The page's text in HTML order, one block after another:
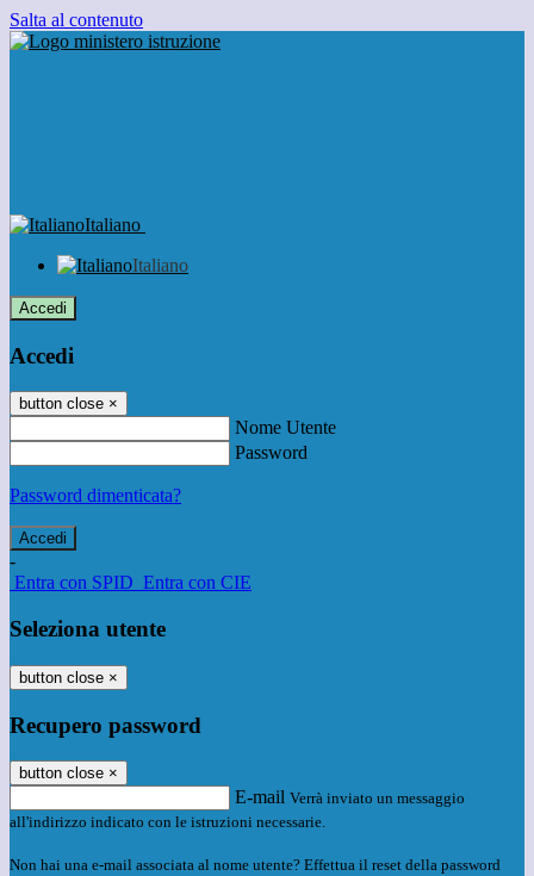
Salta al contenuto
Italiano
Italiano
Accedi
Accedi
button close ×
Nome Utente
Password
Password dimenticata?
-
Entra con SPID Entra con CIE
Seleziona utente
button close ×
Recupero password
button close ×
E-mail Verrà inviato un messaggio
all'indirizzo indicato con le istruzioni necessarie.
Non hai una e-mail associata al nome utente? Effettua il reset della password